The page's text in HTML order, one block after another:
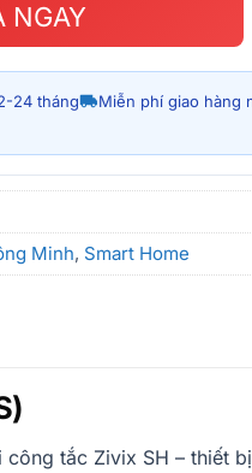
NGAY
24 tháng Miễn phí giao hàng
Minh, Smart Home
tắc Zivix SH – thiết